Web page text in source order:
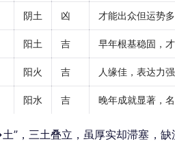
阴土 凶 才能出众但运势
阳土 吉 早年根基稳固，
阳火 吉 人缘佳，表达力
阳水 吉 晚年成就显著，
”，三土叠立，虽厚实却滞塞，